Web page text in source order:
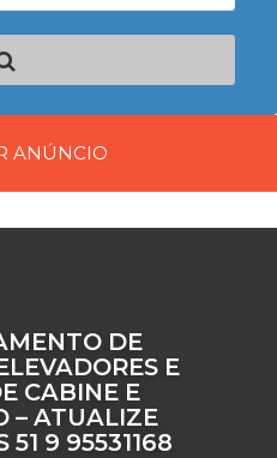
ANÚNCIO
DE
E
CABINE E
– ATUALIZE
51 9 95531168